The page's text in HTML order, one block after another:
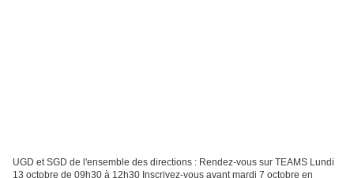
UGD et SGD de l'ensemble des directions : Rendez-vous sur TEAMS Lundi
13 octobre de 09h30 à 12h30 Inscrivez-vous avant mardi 7 octobre en